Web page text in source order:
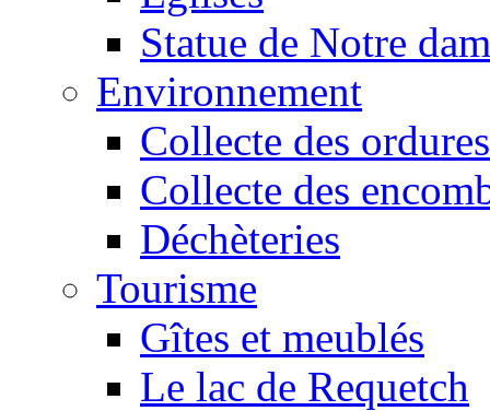
Statue de Notre
Environnement
Collecte des ordures
Collecte des
Déchèteries
Tourisme
Gîtes et meublés
Le lac de Requetch